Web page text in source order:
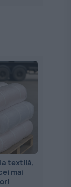
textilă,
mai